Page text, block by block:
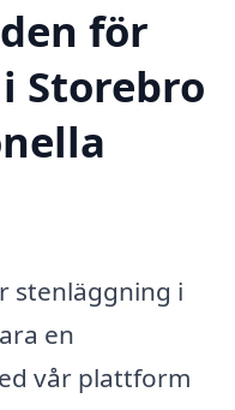
för
Storebro
stenläggning i
en
vår plattform